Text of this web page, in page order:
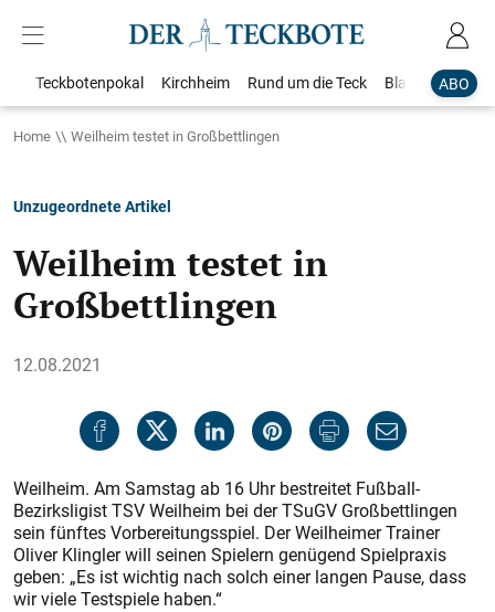
ABO
Teckbotenpokal Kirchheim Rund um die Teck Blaulicht
Home Weilheim testet in Großbettlingen
Unzugeordnete Artikel
Weilheim testet in
Großbettlingen
12.08.2021
Weilheim. Am Samstag ab 16 Uhr bestreitet Fußball-
Bezirksligist TSV Weilheim bei der TSuGV Großbettlingen
sein fünftes Vorbereitungsspiel. Der Weilheimer Trainer
Oliver Klingler will seinen Spielern genügend Spielpraxis
geben: „Es ist wichtig nach solch einer langen Pause, dass
wir viele Testspiele haben.“